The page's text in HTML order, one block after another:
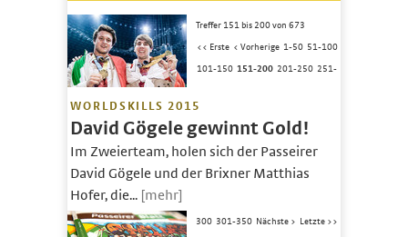
WORLDSKILLS 2015
David Gögele gewinnt Gold!
Im Zweierteam, holen sich der Passeirer
David Gögele und der Brixner Matthias
Hofer, die... [mehr]
Treffer 151 bis 200 von 673
<< Erste < Vorherige 1-50 51-100
101-150 151-200 201-250 251-
300 301-350 Nächste > Letzte >>